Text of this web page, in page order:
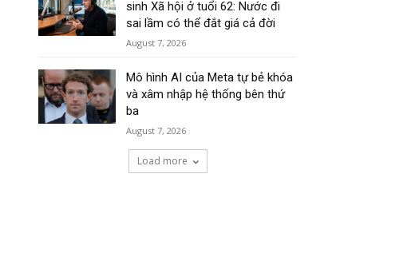
sinh Xã hội ở tuổi 62: Nước đi
sai lầm có thể đắt giá cả đời
August 7, 2026
Mô hình AI của Meta tự bẻ khóa
và xâm nhập hệ thống bên thứ
ba
August 7, 2026
Load more